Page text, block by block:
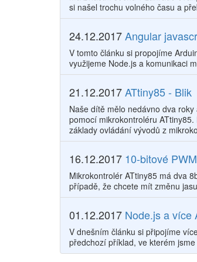
si našel trochu volného času a
24.12.2017Angular
V tomto článku si propojíme
využijeme Node.js a komunikaci
21.12.2017ATtiny85 - Blik
Naše dítě mělo nedávno dva
pomocí mikrokontroléru
základy ovládání vývodů z
16.12.2017 10-bitové
Mikrokontrolér ATtiny85 má dva
případě, že chcete mít změnu
01.12.2017 Node.js a více
V dnešním článku si připojíme
předchozí příklad, ve kterém